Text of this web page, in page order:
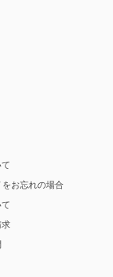
お忘れの場合
求